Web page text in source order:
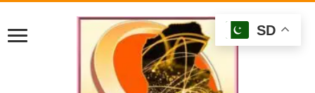
SD